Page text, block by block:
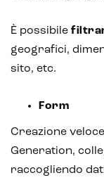
È possibile
geografici,
sito, etc.
Form
Creazione
Generation,
raccogliendo